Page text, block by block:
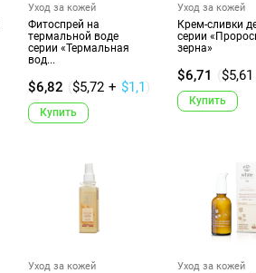
Уход за кожей
Фитоспрей на
термальной воде
серии «Термальная
вод...
$6,82 ($5,72 + $1,1 )
Купить
Уход за кожей
Крем-сливки
серии
зерна»
$6,71 ($5,61
Купить
Уход за кожей Уход за кожей